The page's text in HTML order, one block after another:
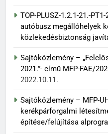
TOP-PLUSZ-1.2.1-21.-
autóbusz megállóhelyek
közlekedésbiztonság
Sajtóközlemény –
2021.”- című MFP-FAE/
2022.10.11.
Sajtóközlemény – MFP-
kerékpárforgalmi
építése/felújítása